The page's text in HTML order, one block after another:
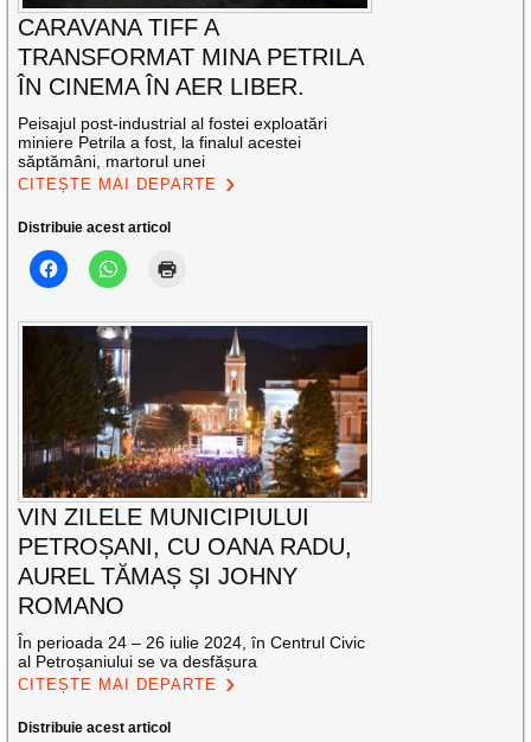
CARAVANA TIFF A
TRANSFORMAT MINA PETRILA
ÎN CINEMA ÎN AER LIBER.
Peisajul post-industrial al fostei exploatări
miniere Petrila a fost, la finalul acestei
săptămâni, martorul unei
CITEȘTE MAI DEPARTE
Distribuie acest articol
VIN ZILELE MUNICIPIULUI
PETROȘANI, CU OANA RADU,
AUREL TĂMAȘ ȘI JOHNY
ROMANO
În perioada 24 – 26 iulie 2024, în Centrul Civic
al Petroșaniului se va desfășura
CITEȘTE MAI DEPARTE
Distribuie acest articol